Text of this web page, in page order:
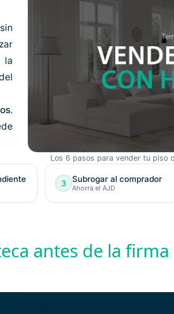
la
.
Los 6 pasos para vender tu piso
3 Subrogar al comprador
Ahorra el AJD
antes de la